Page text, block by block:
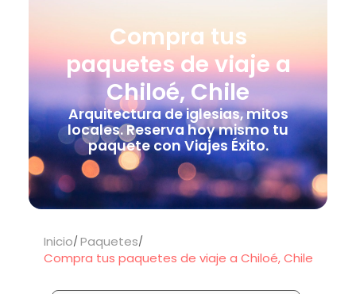
Compra tus
paquetes de viaje a
Chiloé, Chile
Arquitectura de iglesias, mitos
locales. Reserva hoy mismo tu
paquete con Viajes Éxito.
Inicio Paquetes
Compra tus paquetes de viaje a Chiloé, Chile